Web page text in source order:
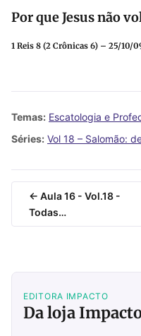
Por que Jesus não
1 Reis 8 (2 Crônicas 6) – 25/10/
Temas: Escatologia e
Séries: Vol 18 – Salomão:
← Aula 16 - Vol.18 -
Todas…
EDITORA IMPACTO
Da loja